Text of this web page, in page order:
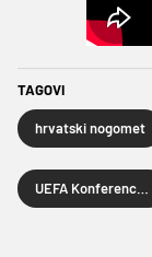
TAGOVI
hrvatski nogomet